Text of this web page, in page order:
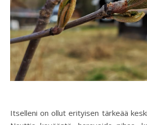
Itselleni on ollut erityisen tärkeää